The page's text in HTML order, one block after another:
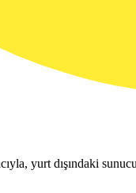
yurt dışındaki